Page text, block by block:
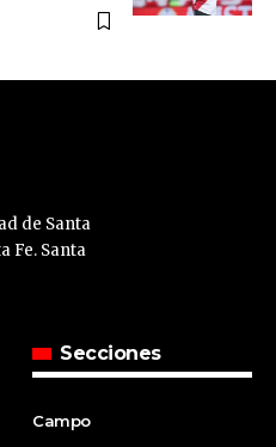
de Santa
Fe. Santa
Secciones
Campo